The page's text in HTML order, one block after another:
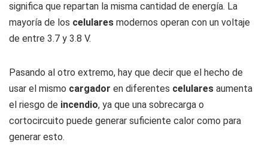
significa que repartan la misma cantidad de energía. La
mayoría de los celulares modernos operan con un voltaje
de entre 3.7 y 3.8 V.
Pasando al otro extremo, hay que decir que el hecho de
usar el mismo cargador en diferentes celulares aumenta
el riesgo de incendio, ya que una sobrecarga o
cortocircuito puede generar suficiente calor como para
generar esto.